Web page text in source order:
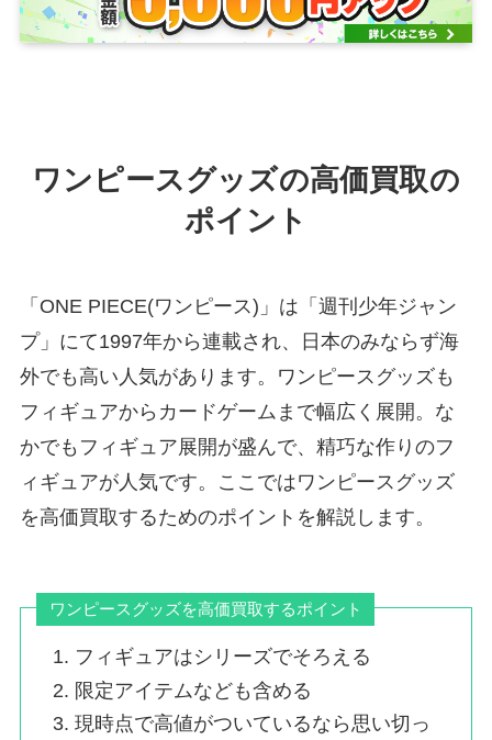
ワンピースグッズの高価買取の
ポイント
「ONE PIECE(ワンピース)」は「週刊少年ジャン
プ」にて1997年から連載され、日本のみならず海
外でも高い人気があります。ワンピースグッズも
フィギュアからカードゲームまで幅広く展開。な
かでもフィギュア展開が盛んで、精巧な作りのフ
ィギュアが人気です。ここではワンピースグッズ
を高価買取するためのポイントを解説します。
ワンピースグッズを高価買取するポイント
フィギュアはシリーズでそろえる
限定アイテムなども含める
現時点で高値がついているなら思い切っ